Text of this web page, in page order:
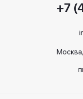
+7